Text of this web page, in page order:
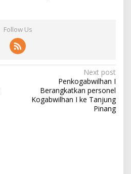
Follow Us
Next post
Penkogabwilhan I
Berangkatkan personel
Kogabwilhan I ke Tanjung
Pinang